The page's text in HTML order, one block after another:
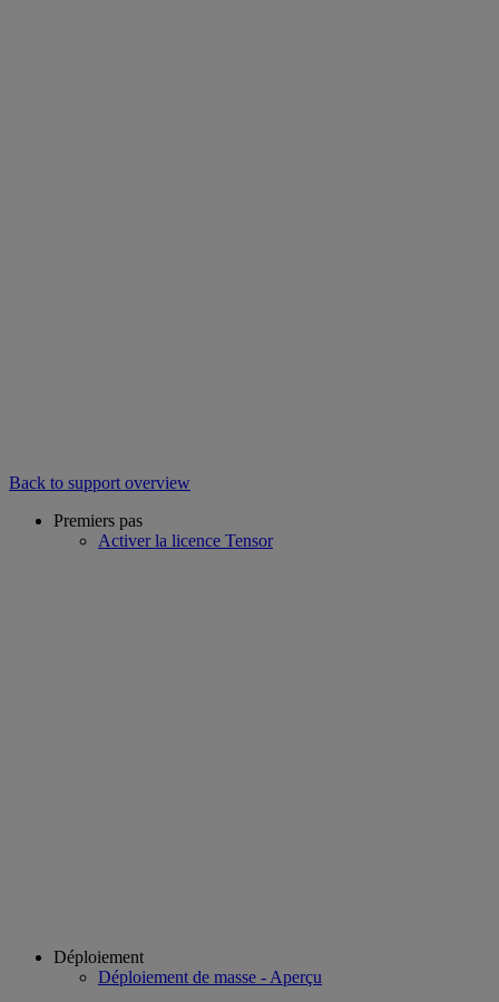
Back to support overview
Premiers pas
Activer la licence Tensor
Déploiement
Déploiement de masse - Aperçu